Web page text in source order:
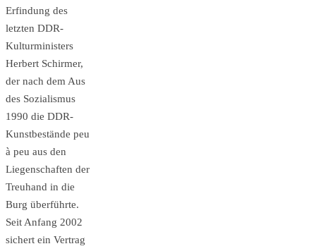
Erfindung des
letzten DDR-
Kulturministers
Herbert Schirmer,
der nach dem Aus
des Sozia­lismus
1990 die DDR-
Kunstbestände peu
à peu aus den
Liegenschaften der
Treuhand in die
Burg überführte.
Seit Anfang 2002
sichert ein Vertrag